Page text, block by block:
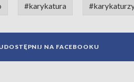
#karykatura
NA FACEBOOKU